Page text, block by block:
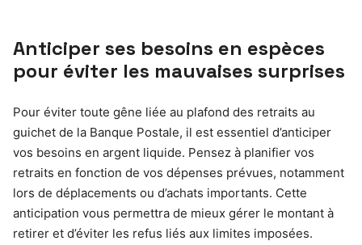
Anticiper ses besoins en espèces
pour éviter les mauvaises surprises
Pour éviter toute gêne liée au plafond des retraits au
guichet de la Banque Postale, il est essentiel d’anticiper
vos besoins en argent liquide. Pensez à planifier vos
retraits en fonction de vos dépenses prévues, notamment
lors de déplacements ou d’achats importants. Cette
anticipation vous permettra de mieux gérer le montant à
retirer et d’éviter les refus liés aux limites imposées.